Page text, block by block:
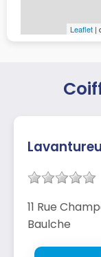
Leaflet |
11 Rue
Baulche